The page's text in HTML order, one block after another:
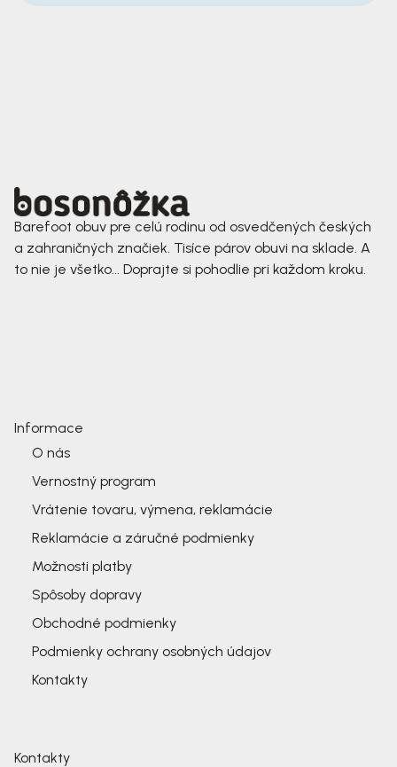
Barefoot obuv pre celú rodinu od osvedčených českých
a zahraničných značiek. Tisíce párov obuvi na sklade. A
to nie je všetko... Doprajte si pohodlie pri každom kroku.
Informace
O nás
Vernostný program
Vrátenie tovaru, výmena, reklamácie
Reklamácie a záručné podmienky
Možnosti platby
Spôsoby dopravy
Obchodné podmienky
Podmienky ochrany osobných údajov
Kontakty
Kontakty